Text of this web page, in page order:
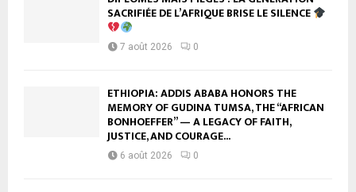
SACRIFIÉE DE L’AFRIQUE BRISE LE SILENCE
7 août 2026 0
ETHIOPIA: ADDIS ABABA HONORS THE
MEMORY OF GUDINA TUMSA, THE “AFRICAN
BONHOEFFER” — A LEGACY OF FAITH,
JUSTICE, AND COURAGE...
6 août 2026 0